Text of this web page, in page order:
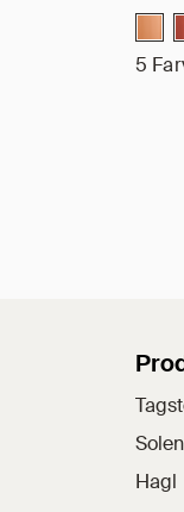
5
Hagl